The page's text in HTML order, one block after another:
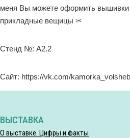
меня Вы можете оформить
прикладные вещицы ✂
Стенд №: A2.2
Сайт: https://vk.com/
ВЫСТАВКА
О выставке. Цифры и факты